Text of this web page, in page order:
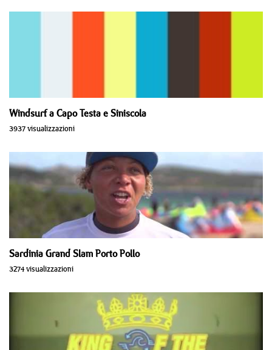
Windsurf a Capo Testa e Siniscola
3937 visualizzazioni
Sardinia Grand Slam Porto Pollo
3274 visualizzazioni